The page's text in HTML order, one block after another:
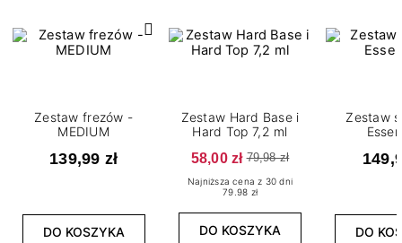
Zestaw frezów -
MEDIUM
139,99 zł
DO KOSZYKA
Zestaw Hard Base i
Hard Top 7,2 ml
58,00 zł 79,98 zł
Najniższa cena z 30 dni
79.98 zł
DO KOSZYKA
Zestaw
DO